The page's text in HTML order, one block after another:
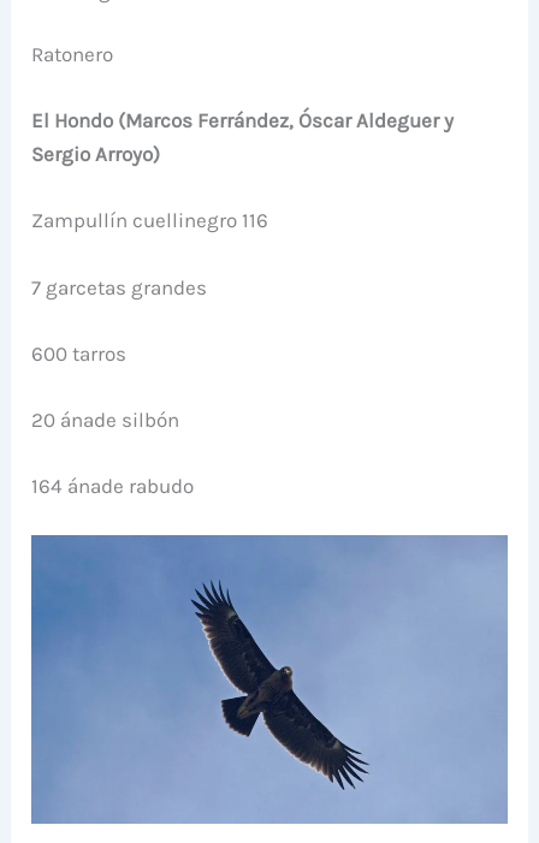
Ratonero
El Hondo (Marcos Ferrández, Óscar Aldeguer y
Sergio Arroyo)
Zampullín cuellinegro 116
7 garcetas grandes
600 tarros
20 ánade silbón
164 ánade rabudo